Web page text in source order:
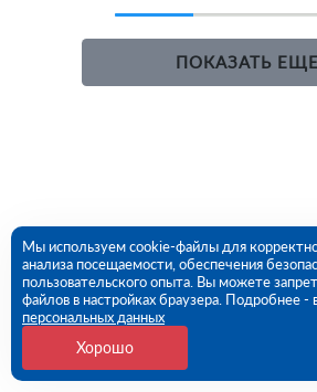
ПОКАЗАТЬ ЕЩЕ
Мы используем cookie-файлы для
анализа посещаемости, обеспечения
пользовательского опыта. Вы можете
файлов в настройках браузера. Подробнее -
персональных данных
Хорошо